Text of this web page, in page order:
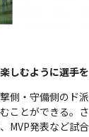
しむように選手
側・守備側のド
ことができる。
MVP発表など試